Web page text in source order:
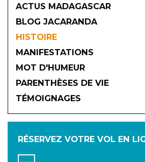
ACTUS MADAGASCAR
BLOG JACARANDA
HISTOIRE
MANIFESTATIONS
MOT D'HUMEUR
PARENTHÈSES DE VIE
TÉMOIGNAGES
RÉSERVEZ VOTRE VOL EN
JANVIER
AVRIL MAI
JUILLET AOÛT
OCTOBRE